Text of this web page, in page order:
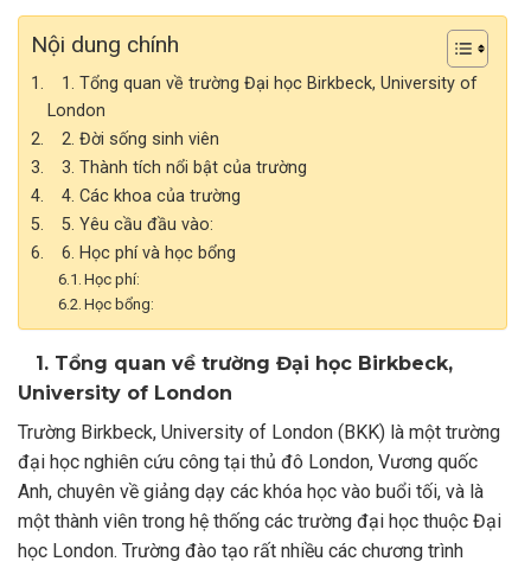
Nội dung chính
1. Tổng quan về trường Đại học Birkbeck, University of
London
2. Đời sống sinh viên
3. Thành tích nổi bật của trường
4. Các khoa của trường
5. Yêu cầu đầu vào:
6. Học phí và học bổng
Học phí:
Học bổng:
1. Tổng quan về trường Đại học Birkbeck,
University of London
Trường Birkbeck, University of London (BKK) là một trường
đại học nghiên cứu công tại thủ đô London, Vương quốc
Anh, chuyên về giảng dạy các khóa học vào buổi tối, và là
một thành viên trong hệ thống các trường đại học thuộc Đại
học London. Trường đào tạo rất nhiều các chương trình